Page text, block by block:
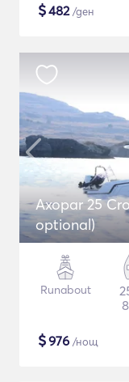
$482/ден
Axopar 25
optional)
Runabout
$976 /нощ